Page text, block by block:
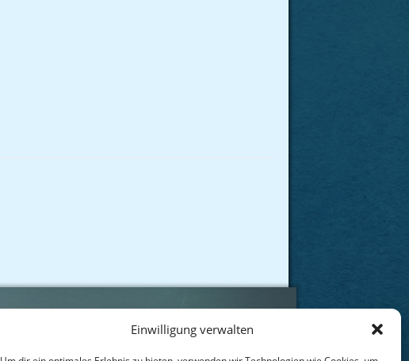
Einwilligung verwalten
Kontakt